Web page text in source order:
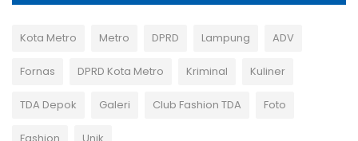
Kota Metro Metro DPRD Lampung ADV
Fornas DPRD Kota Metro Kriminal Kuliner
TDA Depok Galeri Club Fashion TDA Foto
Fashion Unik